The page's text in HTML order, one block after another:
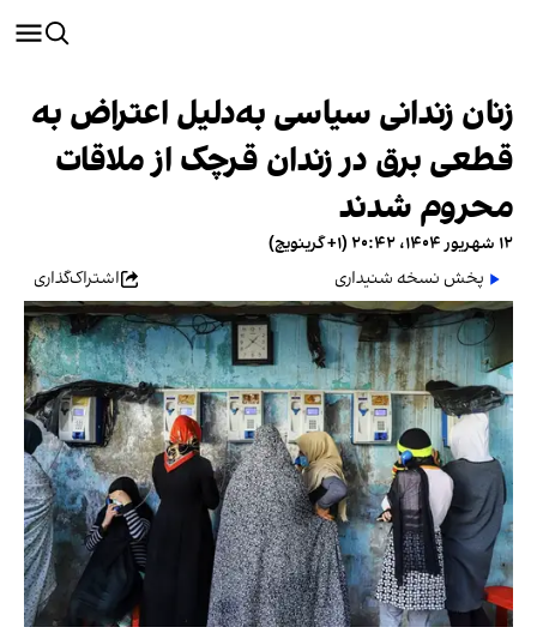
زنان زندانی سیاسی به‌دلیل اعتراض به
قطعی برق در زندان قرچک از ملاقات
محروم شدند
۱۲ شهریور ۱۴۰۴، ۲۰:۴۲ (‎+۱ گرینویچ)
پخش نسخه شنیداری
اشتراک‌گذاری